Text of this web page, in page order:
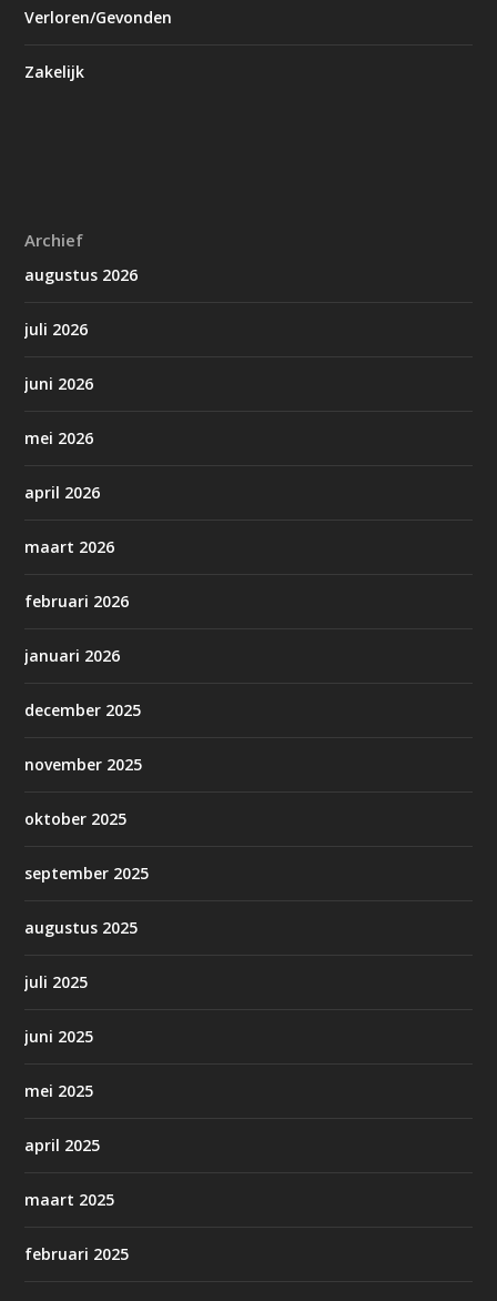
Verloren/Gevonden
Zakelijk
Archief
augustus 2026
juli 2026
juni 2026
mei 2026
april 2026
maart 2026
februari 2026
januari 2026
december 2025
november 2025
oktober 2025
september 2025
augustus 2025
juli 2025
juni 2025
mei 2025
april 2025
maart 2025
februari 2025